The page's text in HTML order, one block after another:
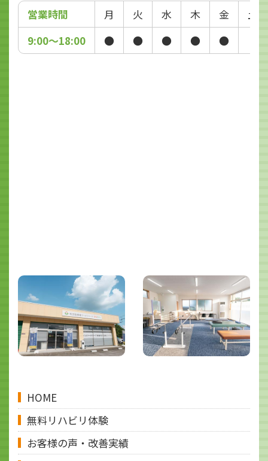
営業時間 月 火 水 木 金
土
9:00～18:00
● ● ● ● ●
HOME
無料リハビリ体験
お客様の声・改善実績